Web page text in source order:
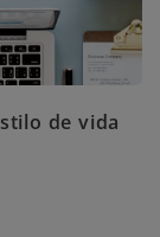
de vida